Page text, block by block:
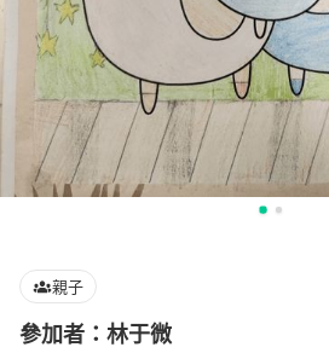
親子
參加者：林于微